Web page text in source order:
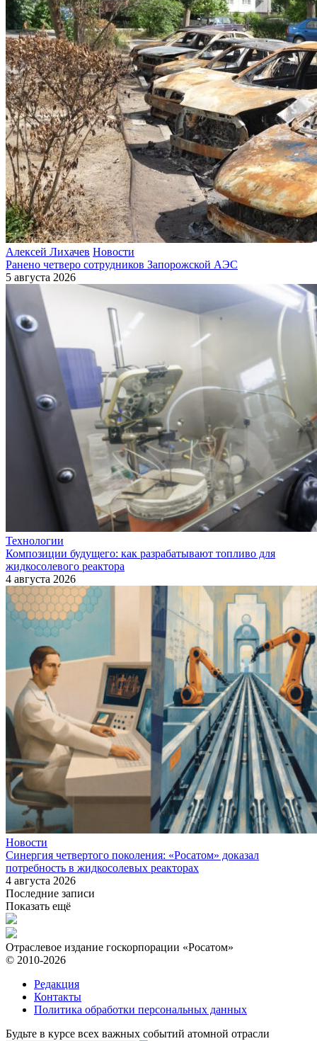
Алексей Лихачев Новости
Ранено четверо сотрудников Запорожской АЭС
5 августа 2026
Технологии
Композиции будущего: как разрабатывают топливо для
жидкосолевого реактора
4 августа 2026
Новости
Синергия четвертого поколения: «Росатом» доказал
потребность в жидкосолевых реакторах
4 августа 2026
Последние записи
Показать ещё
Отраслевое издание госкорпорации «Росатом»
© 2010-2026
Редакция
Контакты
Политика обработки персональных данных
Будьте в курсе всех важных событий атомной отрасли